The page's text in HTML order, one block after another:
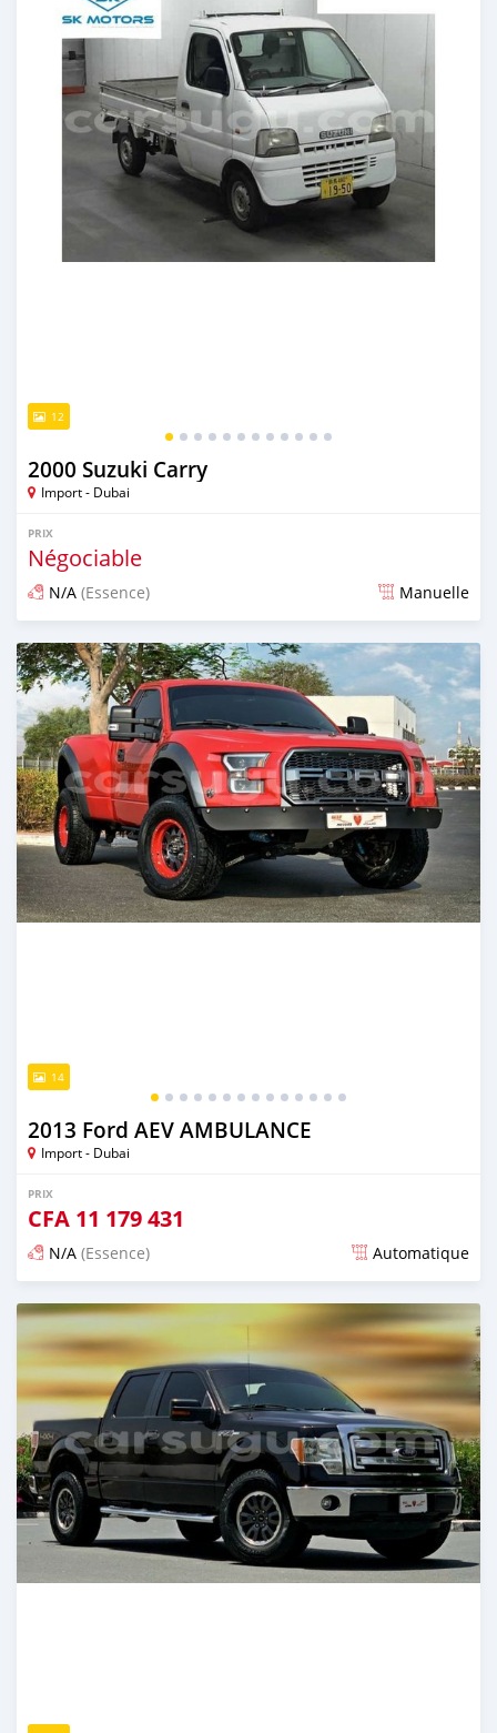
12
2000 Suzuki Carry
Import - Dubai
PRIX
Négociable
N/A (Essence) Manuelle
Publié il y a presque 6 ans
14
2013 Ford AEV AMBULANCE
Import - Dubai
PRIX
CFA 11 179 431
N/A (Essence) Automatique
Publié il y a presque 6 ans